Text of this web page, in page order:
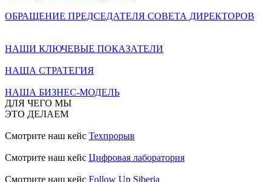
ОБРАЩЕНИЕ ПРЕДСЕДАТЕЛЯ СОВЕТА ДИРЕКТОРОВ
НАШИ КЛЮЧЕВЫЕ ПОКАЗАТЕЛИ
НАША СТРАТЕГИЯ
НАША БИЗНЕС-МОДЕЛЬ
ДЛЯ ЧЕГО МЫ
ЭТО ДЕЛАЕМ
Смотрите наш кейс Техпрорыв
Смотрите наш кейс Цифровая лаборатория
Смотрите наш кейс Follow Up Siberia